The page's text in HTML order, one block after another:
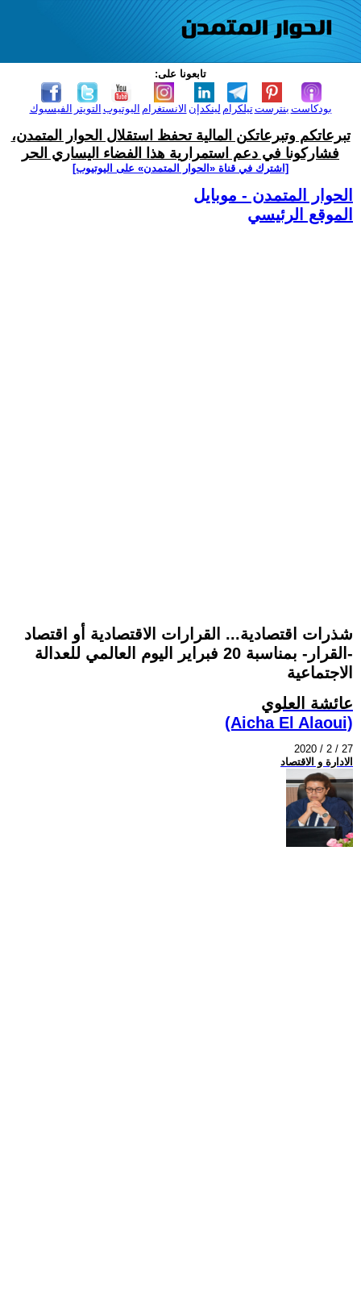
تابعونا على:
الفيسبوك التويتر اليوتيوب الانستغرام لينكدإن تيلكرامبنترست بودكاست
تبرعاتكم وتبرعاتكن المالية تحفظ استقلال الحوار المتمدن،
فشاركونا في دعم استمرارية هذا الفضاء اليساري الحر
[اشترك في قناة ‫«الحوار المتمدن» على اليوتيوب]
الحوار المتمدن - موبايل
الموقع الرئيسي
شذرات اقتصادية... القرارات الاقتصادية أو اقتصاد
-القرار- بمناسبة 20 فبراير اليوم العالمي للعدالة
الاجتماعية
عائشة العلوي
(Aicha El Alaoui)
2020 / 2 / 27
الادارة و الاقتصاد